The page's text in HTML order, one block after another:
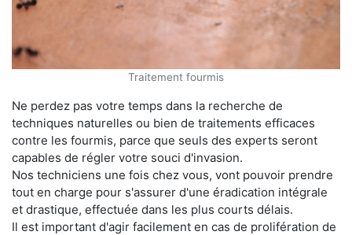
Traitement fourmis
Ne perdez pas votre temps dans la recherche de
techniques naturelles ou bien de traitements efficaces
contre les fourmis, parce que seuls des experts seront
capables de régler votre souci d'invasion.
Nos techniciens une fois chez vous, vont pouvoir prendre
tout en charge pour s'assurer d'une éradication intégrale
et drastique, effectuée dans les plus courts délais.
Il est important d'agir facilement en cas de prolifération de